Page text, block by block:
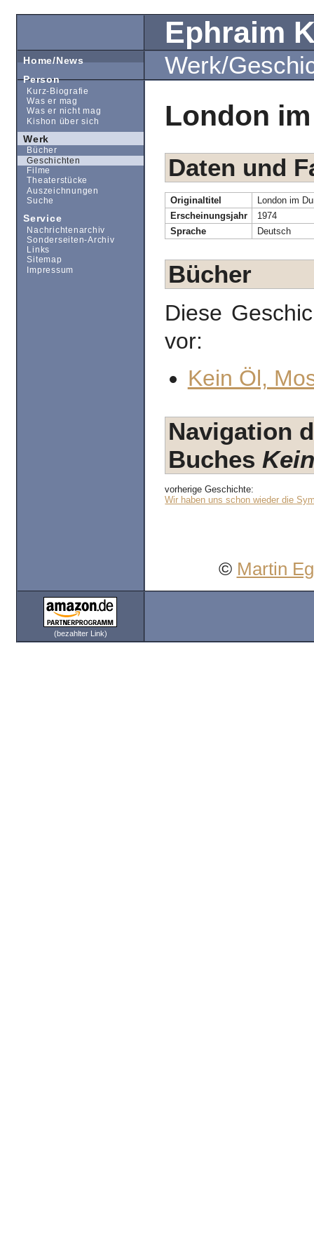
Ephraim
Werk/
London
Daten und
Originaltitel
London im
Erscheinungsjahr
1974
Sprache
Deutsch
Bücher
Diese
vor:
Kein Öl,
Navigation
Buches
vorherige Geschichte:
Wir haben uns schon wieder die
© Martin
(bezahlter Link)
Home/News
Person
Kurz-Biografie
Was er mag
Was er nicht mag
Kishon über sich
Werk
Bücher
Geschichten
Filme
Theaterstücke
Auszeichnungen
Suche
Service
Nachrichtenarchiv
Sonderseiten-Archiv
Links
Sitemap
Impressum